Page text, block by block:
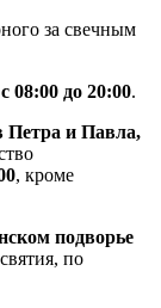
за свечным
с 08:00 до 20:00.
Петра и Павла,
, кроме
подворье
по